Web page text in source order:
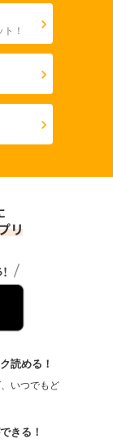
！
読める！
いつでもど
きる！